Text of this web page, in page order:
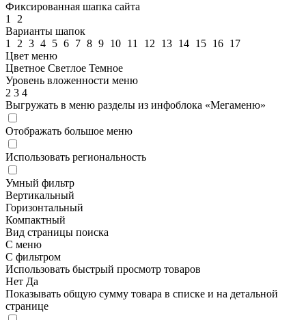
Фиксированная шапка сайта
1
2
Варианты шапок
1
2 3 4 5 6 7 8 9 10 11 12 13 14 15 16 17
Цвет меню
Цветное Светлое Темное
Уровень вложенности меню
2 3 4
Выгружать в меню разделы из инфоблока «Мегаменю»
Отображать большое меню
Использовать региональность
Умный фильтр
Вертикальный
Горизонтальный
Компактный
Вид страницы поиска
С меню
С фильтром
Использовать быстрый просмотр товаров
Нет Да
Показывать общую сумму товара в списке и на детальной
странице